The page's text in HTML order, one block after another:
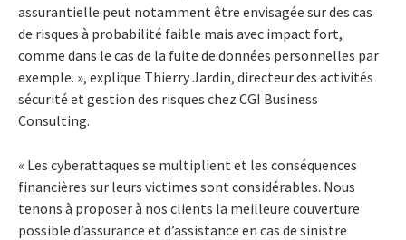
assurantielle peut notamment être envisagée sur des cas
de risques à probabilité faible mais avec impact fort,
comme dans le cas de la fuite de données personnelles par
exemple. », explique Thierry Jardin, directeur des activités
sécurité et gestion des risques chez CGI Business
Consulting.
« Les cyberattaques se multiplient et les conséquences
financières sur leurs victimes sont considérables. Nous
tenons à proposer à nos clients la meilleure couverture
possible d’assurance et d’assistance en cas de sinistre